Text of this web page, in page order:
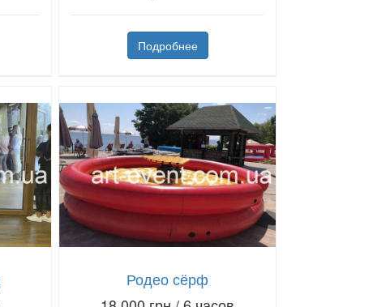
Подробнее
Родео сёрф